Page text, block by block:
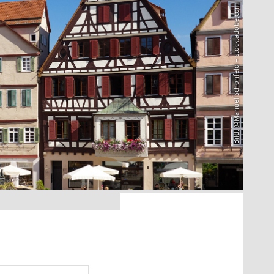
Bild: @Manuel Schönfeld – stock.adobe.com